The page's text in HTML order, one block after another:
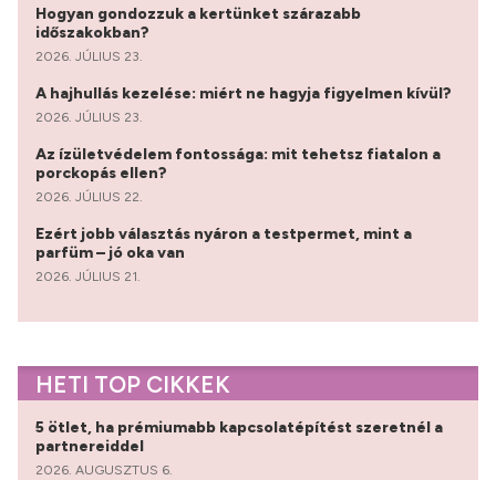
Hogyan gondozzuk a kertünket szárazabb
időszakokban?
2026. JÚLIUS 23.
A hajhullás kezelése: miért ne hagyja figyelmen kívül?
2026. JÚLIUS 23.
Az ízületvédelem fontossága: mit tehetsz fiatalon a
porckopás ellen?
2026. JÚLIUS 22.
Ezért jobb választás nyáron a testpermet, mint a
parfüm – jó oka van
2026. JÚLIUS 21.
HETI TOP CIKKEK
5 ötlet, ha prémiumabb kapcsolatépítést szeretnél a
partnereiddel
2026. AUGUSZTUS 6.